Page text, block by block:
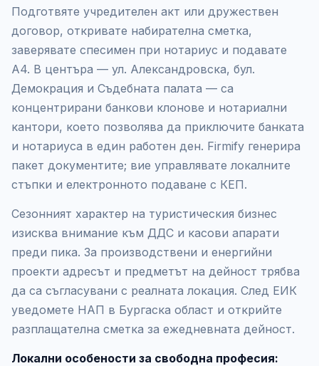
Подготвяте учредителен акт или дружествен
договор, откривате набирателна сметка,
заверявате спесимен при нотариус и подавате
А4. В центъра — ул. Александровска, бул.
Демокрация и Съдебната палата — са
концентрирани банкови клонове и нотариални
кантори, което позволява да приключите банката
и нотариуса в един работен ден. Firmify генерира
пакет документите; вие управлявате локалните
стъпки и електронното подаване с КЕП.
Сезонният характер на туристическия бизнес
изисква внимание към ДДС и касови апарати
преди пика. За производствени и енергийни
проекти адресът и предметът на дейност трябва
да са съгласувани с реалната локация. След ЕИК
уведомете НАП в Бургаска област и открийте
разплащателна сметка за ежедневната дейност.
Локални особености за свободна професия: